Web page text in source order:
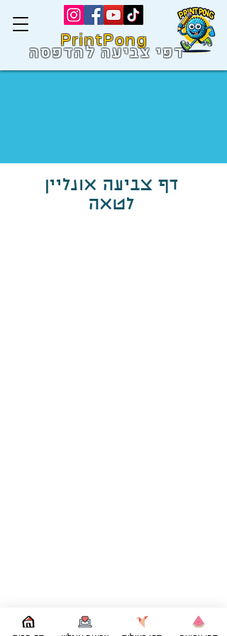
PrintPong
דפי צביעה להדפסה
לטאה